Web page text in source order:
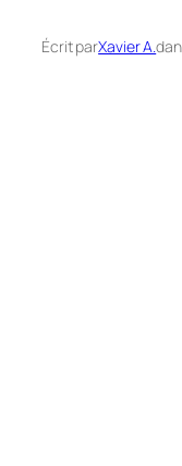
Écrit parXavier A.